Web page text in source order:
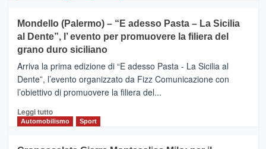
e
messaggi
di
CASTIGLIONE
DI
SICILIA
(Ct)
–
Il
Borgo
Gusto,
il
Mondello (Palermo) – “E adesso Pasta – La Sicilia
al Dente”, l’ evento per promuovere la filiera del
grano duro siciliano
Arriva la prima edizione di “E adesso Pasta - La Sicilia al
Dente”, l’evento organizzato da Fizz Comunicazione con
l’obiettivo di promuovere la filiera del...
Leggi tuttoLeggi
di
Automobilismo Sport